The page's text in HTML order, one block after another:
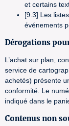
et certains
[9.3] Les
événements
Dérogations
L’achat sur plan,
service de
achetés) présente
conformité. Le
indiqué dans le
Contenus non